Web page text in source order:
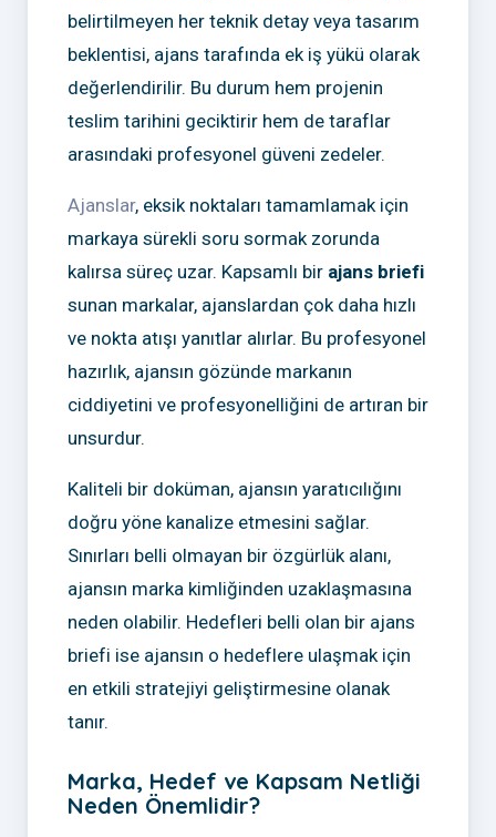
belirtilmeyen her teknik detay veya tasarım
beklentisi, ajans tarafında ek iş yükü olarak
değerlendirilir. Bu durum hem projenin
teslim tarihini geciktirir hem de taraflar
arasındaki profesyonel güveni zedeler.
Ajanslar, eksik noktaları tamamlamak için
markaya sürekli soru sormak zorunda
kalırsa süreç uzar. Kapsamlı bir ajans briefi
sunan markalar, ajanslardan çok daha hızlı
ve nokta atışı yanıtlar alırlar. Bu profesyonel
hazırlık, ajansın gözünde markanın
ciddiyetini ve profesyonelliğini de artıran bir
unsurdur.
Kaliteli bir doküman, ajansın yaratıcılığını
doğru yöne kanalize etmesini sağlar.
Sınırları belli olmayan bir özgürlük alanı,
ajansın marka kimliğinden uzaklaşmasına
neden olabilir. Hedefleri belli olan bir ajans
briefi ise ajansın o hedeflere ulaşmak için
en etkili stratejiyi geliştirmesine olanak
tanır.
Marka, Hedef ve Kapsam Netliği
Neden Önemlidir?